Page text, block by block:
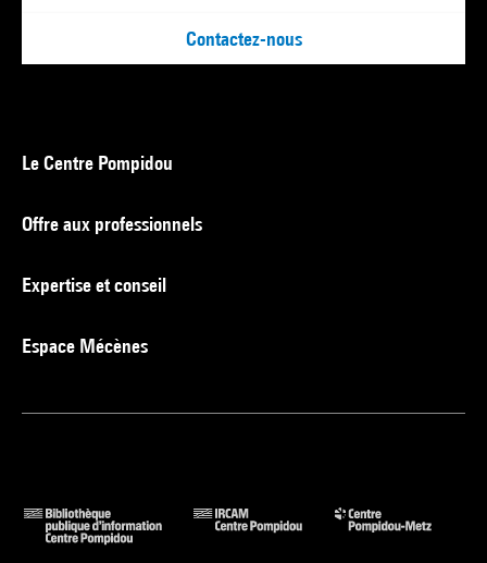
Contactez-nous
Le Centre Pompidou
Offre aux professionnels
Expertise et conseil
Espace Mécènes